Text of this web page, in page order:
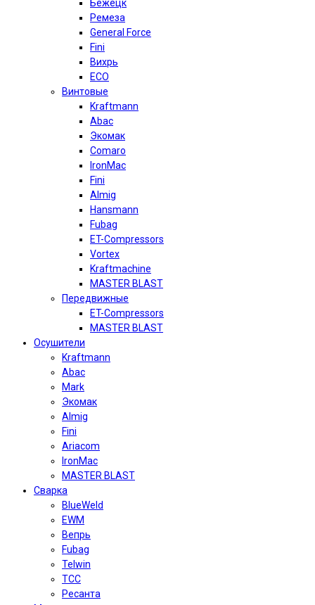
Бежецк
Ремеза
General Force
Fini
Вихрь
ECO
Винтовые
Kraftmann
Abac
Экомак
Comaro
IronMac
Fini
Almig
Hansmann
Fubag
ET-Compressors
Vortex
Kraftmachine
MASTER BLAST
Передвижные
ET-Compressors
MASTER BLAST
Осушители
Kraftmann
Abac
Mark
Экомак
Almig
Fini
Ariacom
IronMac
MASTER BLAST
Сварка
BlueWeld
EWM
Вепрь
Fubag
Telwin
TCC
Ресанта